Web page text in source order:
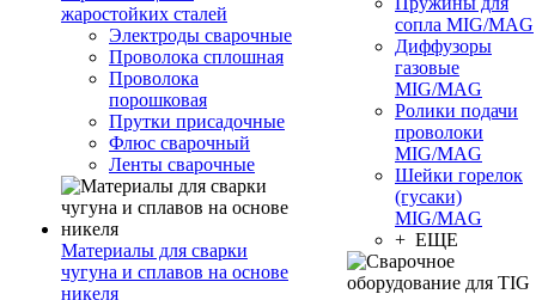
жаростойких сталей
Электроды сварочные
Проволока сплошная
Проволока
порошковая
Прутки присадочные
Флюс сварочный
Ленты сварочные
Материалы для сварки
чугуна и сплавов на основе
никеля
сопла MIG/MAG
Диффузоры
газовые
MIG/MAG
Ролики подачи
проволоки
MIG/MAG
Шейки горелок
(гусаки)
MIG/MAG
+ ЕЩЕ